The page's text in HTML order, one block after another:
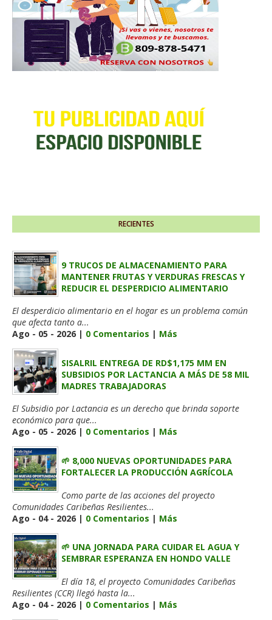
RECIENTES
9 TRUCOS DE ALMACENAMIENTO PARA
MANTENER FRUTAS Y VERDURAS FRESCAS Y
REDUCIR EL DESPERDICIO ALIMENTARIO
El desperdicio alimentario en el hogar es un problema común
que afecta tanto a...
Ago - 05 - 2026 | 0 Comentarios | Más
SISALRIL ENTREGA DE RD$1,175 MM EN
SUBSIDIOS POR LACTANCIA A MÁS DE 58 MIL
MADRES TRABAJADORAS
El Subsidio por Lactancia es un derecho que brinda soporte
económico para que...
Ago - 05 - 2026 | 0 Comentarios | Más
🌱 8,000 NUEVAS OPORTUNIDADES PARA
FORTALECER LA PRODUCCIÓN AGRÍCOLA
Como parte de las acciones del proyecto
Comunidades Caribeñas Resilientes...
Ago - 04 - 2026 | 0 Comentarios | Más
🌱 UNA JORNADA PARA CUIDAR EL AGUA Y
SEMBRAR ESPERANZA EN HONDO VALLE
El día 18, el proyecto Comunidades Caribeñas
Resilientes (CCR) llegó hasta la...
Ago - 04 - 2026 | 0 Comentarios | Más